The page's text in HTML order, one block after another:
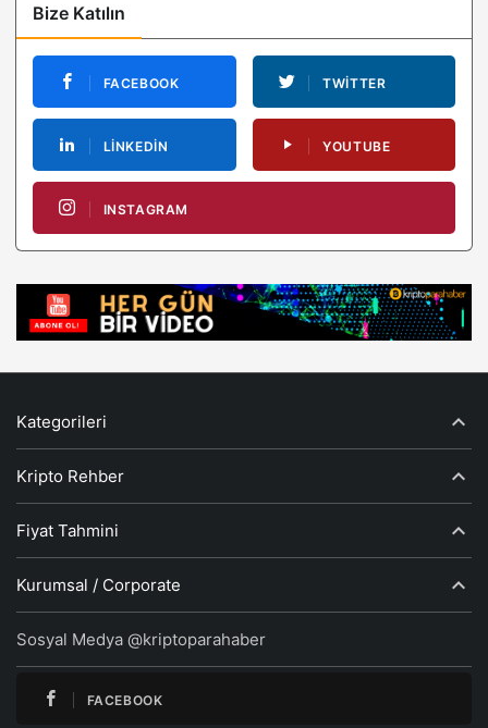
Bize Katılın
FACEBOOK TWITTER
LINKEDIN YOUTUBE
INSTAGRAM
Kategorileri
Kripto Rehber
Fiyat Tahmini
Kurumsal / Corporate
Sosyal Medya @kriptoparahaber
FACEBOOK